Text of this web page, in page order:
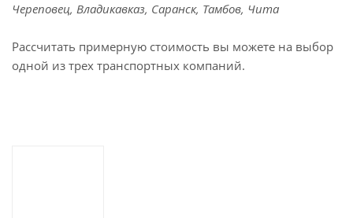
Череповец, Владикавказ, Саранск, Тамбов, Чита
Рассчитать примерную стоимость вы можете на выбор
одной из трех транспортных компаний.